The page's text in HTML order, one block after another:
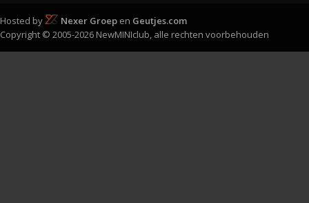
Hosted by Nexer Groep en Geutjes.com
Copyright © 2005-2026 NewMINIclub, alle rechten voorbehouden